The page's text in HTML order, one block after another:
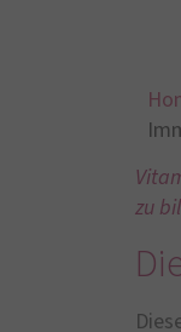
zu